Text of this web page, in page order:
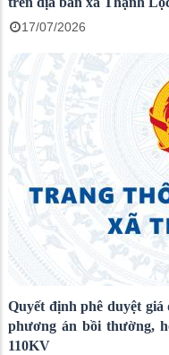
17/07/2026
Quyết định phê duyệt
phương án bồi thường,
110KV